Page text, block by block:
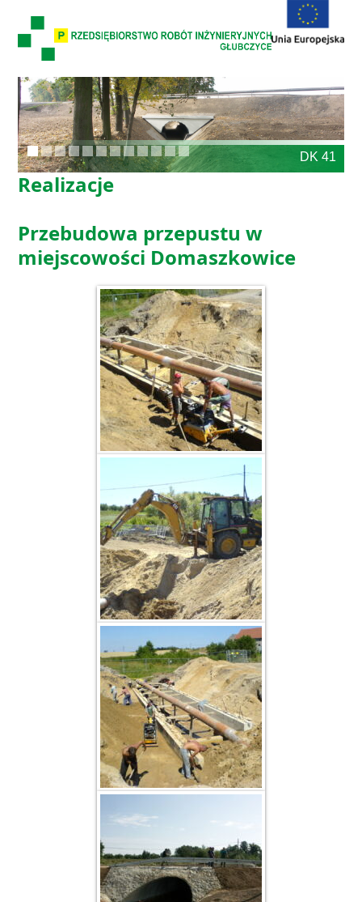
content
DK 41
Realizacje
Przebudowa przepustu w
miejscowości Domaszkowice